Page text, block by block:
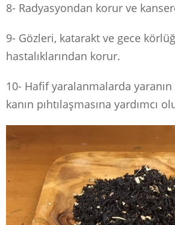
8- Radyasyondan korur ve
9- Gözleri, katarakt ve gece
hastalıklarından korur.
10- Hafif yaralanmalarda
kanın pıhtılaşmasına yardımcı